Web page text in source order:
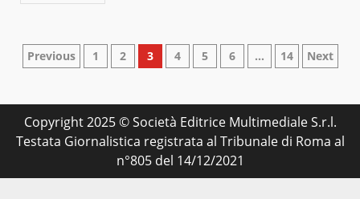
Paginazione
articoli
Previous 1 2 3 4 5 6 … 14 Next
Copyright 2025 © Società Editrice Multimediale S.r.l.
Testata Giornalistica registrata al Tribunale di Roma al
n°805 del 14/12/2021